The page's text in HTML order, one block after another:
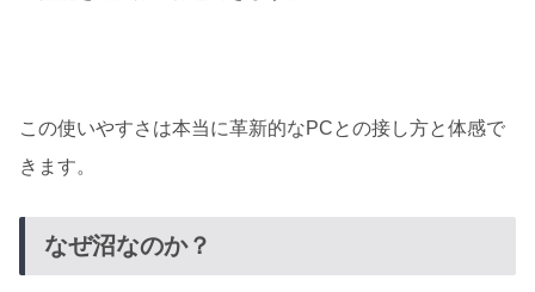
この使いやすさは本当に革新的なPCとの接し方と体感で
きます。
なぜ沼なのか？